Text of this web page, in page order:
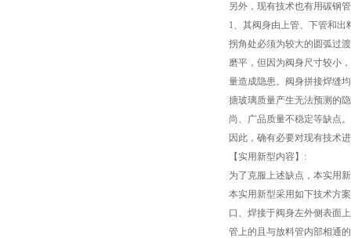
另外，现有技术也有用碳钢
1、其阀身由上管、下管和
拐角处必须为较大的圆弧过
磨平，但因为阀身尺寸较小
量造成隐患。阀身拼接焊缝
搪玻璃质量产生无法预测的
尚、广品质量不稳定等缺点。
因此，确有必要对现有技术
【实用新型内容】:
为了克服上述缺点，本实用
本实用新型采用如下技术方
口、焊接于阀身左外侧表面
管上的且与放料管内部相通